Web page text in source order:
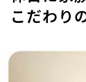
こだわり